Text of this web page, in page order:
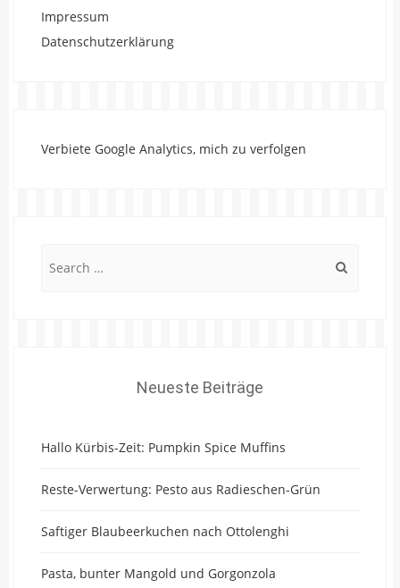
Impressum
Datenschutzerklärung
Verbiete Google Analytics, mich zu verfolgen
Neueste Beiträge
Hallo Kürbis-Zeit: Pumpkin Spice Muffins
Reste-Verwertung: Pesto aus Radieschen-Grün
Saftiger Blaubeerkuchen nach Ottolenghi
Pasta, bunter Mangold und Gorgonzola